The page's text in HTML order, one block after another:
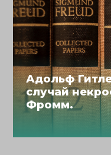
Адольф
случай
Фромм.